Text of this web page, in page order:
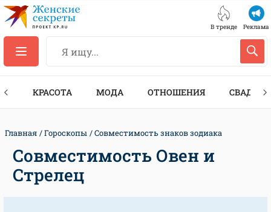
В тренде Реклама
КРАСОТА МОДА ОТНОШЕНИЯ СВАДЬБА
Главная Гороскопы Совместимость знаков зодиака
Совместимость Овен и
Стрелец